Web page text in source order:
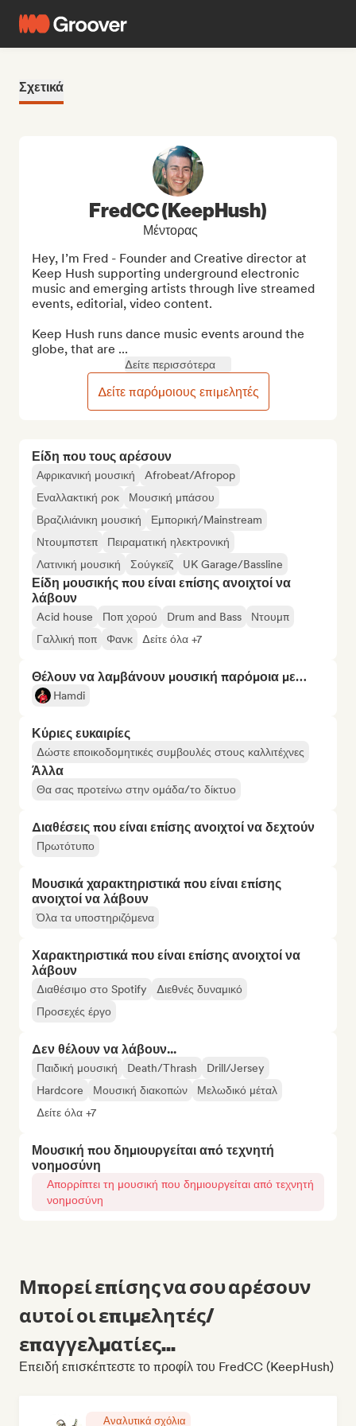
Σχετικά
Είδη που τους αρέσουν
Αφρικανική μουσική
Afrobeat/Afropop
Εναλλακτική ροκ
Μουσική μπάσου
Βραζιλιάνικη μουσική
Εμπορική/Mainstream
Ντουμπστεπ
Πειραματική ηλεκτρονική
Λατινική μουσική
Σούγκεϊζ UK Garage/Bassline
Είδη μουσικής που είναι επίσης ανοιχτοί να
λάβουν
Acid house Ποπ χορού Drum and Bass
Ντουμπ
Γαλλική ποπ
Φανκ Δείτε όλα +7
Θέλουν να λαμβάνουν μουσική παρόμοια με…
Hamdi
Κύριες ευκαιρίες
Δώστε εποικοδομητικές συμβουλές στους καλλιτέχνες
Άλλα
Θα σας προτείνω στην ομάδα/το δίκτυο
Διαθέσεις που είναι επίσης ανοιχτοί να δεχτούν
Πρωτότυπο
Μουσικά χαρακτηριστικά που είναι επίσης
ανοιχτοί να λάβουν
Όλα τα υποστηριζόμενα
Χαρακτηριστικά που είναι επίσης ανοιχτοί να
λάβουν
Διαθέσιμο στο Spotify
Διεθνές δυναμικό
Προσεχές έργο
Δεν θέλουν να λάβουν...
Παιδική μουσική Death/Thrash
Drill/Jersey
Hardcore
Μουσική διακοπών
Μελωδικό μέταλ
Δείτε όλα +7
Μουσική που δημιουργείται από τεχνητή
νοημοσύνη
Απορρίπτει τη μουσική που δημιουργείται από τεχνητή
νοημοσύνη
FredCC (KeepHush)
Μέντορας
Hey, I’m Fred - Founder and Creative director at
Keep Hush supporting underground electronic
music and emerging artists through live streamed
events, editorial, video content.
Keep Hush runs dance music events around the
globe, that are ...
Δείτε περισσότερα
Δείτε παρόμοιους επιμελητές
Μπορεί επίσης να σου αρέσουν
αυτοί οι επιμελητές/
επαγγελματίες...
Επειδή επισκέπτεστε το προφίλ του FredCC (KeepHush)
Αναλυτικά σχόλια